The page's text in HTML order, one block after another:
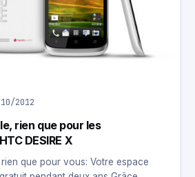
2012
rien que pour les
DESIRE X
que pour vous: Votre espace